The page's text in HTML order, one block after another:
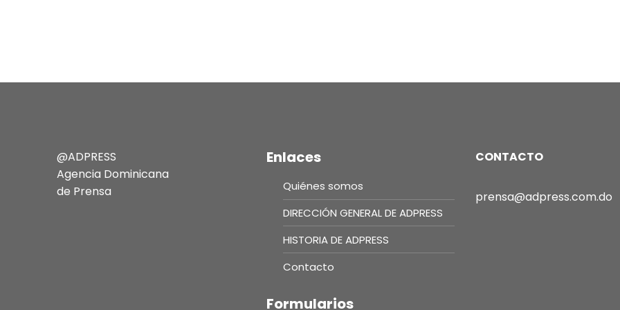
@ADPRESS
Agencia Dominicana
de Prensa
Enlaces
Quiénes somos
DIRECCIÓN GENERAL DE ADPRESS
HISTORIA DE ADPRESS
Contacto
Formularios
CONTACTO
prensa@adpress.com.do